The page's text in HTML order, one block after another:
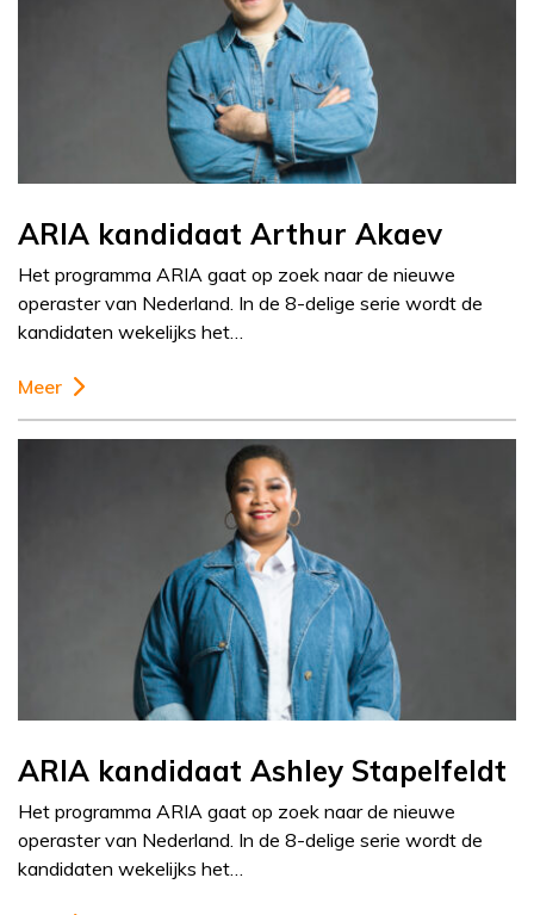
ARIA kandidaat Arthur Akaev
Het programma ARIA gaat op zoek naar de nieuwe
operaster van Nederland. In de 8-delige serie wordt de
kandidaten wekelijks het…
Meer
ARIA kandidaat Ashley Stapelfeldt
Het programma ARIA gaat op zoek naar de nieuwe
operaster van Nederland. In de 8-delige serie wordt de
kandidaten wekelijks het…